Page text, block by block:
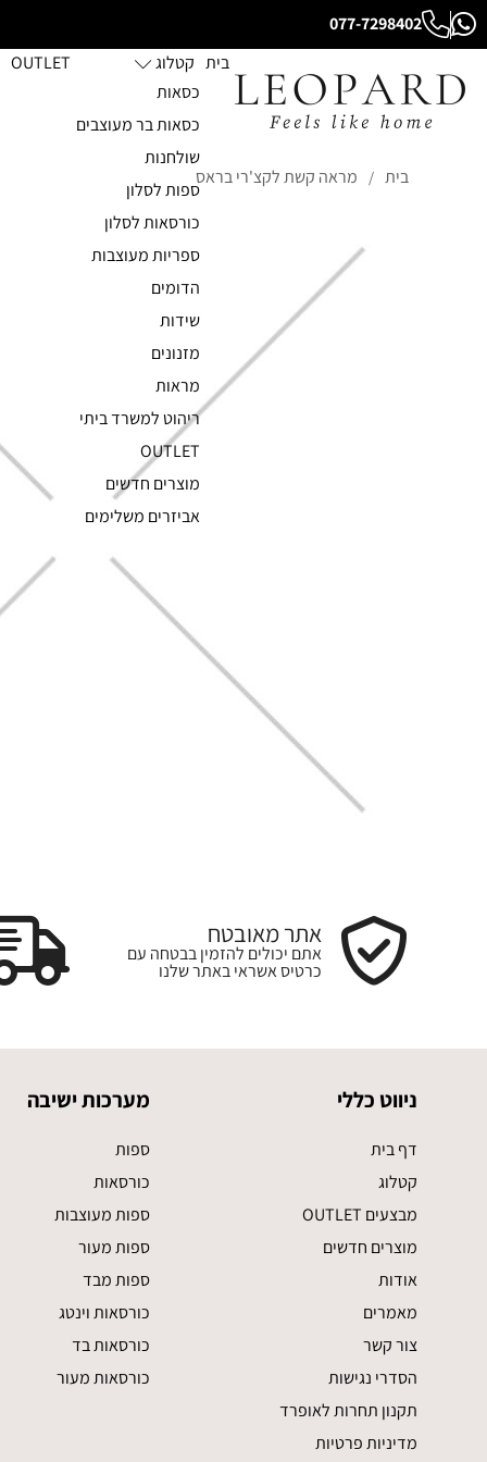
077-7298402
בית קטלוג
כסאות
כסאות בר מעוצבים
שולחנות
ספות לסלון
כורסאות לסלון
ספריות מעוצבות
הדומים
שידות
מזנונים
מראות
ריהוט למשרד ביתי
OUTLET
מוצרים חדשים
אביזרים משלימים
OUTLET
בית / מראה קשת לקצ'רי בראס
אתר מאובטח
אתם יכולים להזמין בבטחה עם
כרטיס אשראי באתר שלנו
ניווט כללי
דף בית
קטלוג
מבצעים OUTLET
מוצרים חדשים
אודות
מאמרים
צור קשר
הסדרי נגישות
תקנון תחרות לאופרד
מדיניות פרטיות
מערכות ישיבה
ספות
כורסאות
ספות מעוצבות
ספות מעור
ספות מבד
כורסאות וינטג
כורסאות בד
כורסאות מעור